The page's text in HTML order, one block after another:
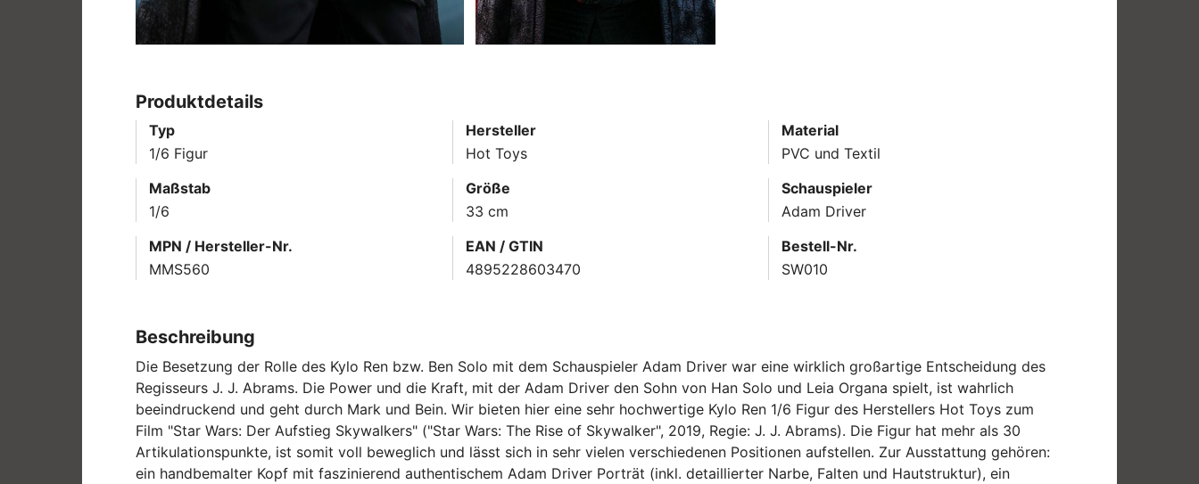
Produktdetails
Typ
1/6 Figur
Hersteller
Hot Toys
Material
PVC und Textil
Maßstab
1/6
Größe
33 cm
Schauspieler
Adam Driver
MPN / Hersteller-Nr.
MMS560
EAN / GTIN
4895228603470
Bestell-Nr.
SW010
Beschreibung
Die Besetzung der Rolle des Kylo Ren bzw. Ben Solo mit dem Schauspieler Adam Driver war eine wirklich großartige Entscheidung des
Regisseurs J. J. Abrams. Die Power und die Kraft, mit der Adam Driver den Sohn von Han Solo und Leia Organa spielt, ist wahrlich
beeindruckend und geht durch Mark und Bein. Wir bieten hier eine sehr hochwertige Kylo Ren 1/6 Figur des Herstellers Hot Toys zum
Film "Star Wars: Der Aufstieg Skywalkers" ("Star Wars: The Rise of Skywalker", 2019, Regie: J. J. Abrams). Die Figur hat mehr als 30
Artikulationspunkte, ist somit voll beweglich und lässt sich in sehr vielen verschiedenen Positionen aufstellen. Zur Ausstattung gehören:
ein handbemalter Kopf mit faszinierend authentischem Adam Driver Porträt (inkl. detaillierter Narbe, Falten und Hautstruktur), ein